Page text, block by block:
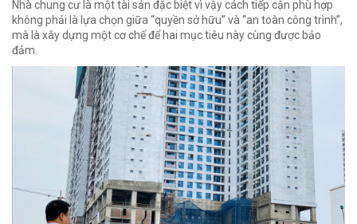
Nhà chung cư là một tài sản đặc biệt vì vậy cách tiếp cận phù hợp
không phải là lựa chọn giữa “quyền sở hữu” và “an toàn công trình”,
mà là xây dựng một cơ chế để hai mục tiêu này cùng được bảo
đảm.